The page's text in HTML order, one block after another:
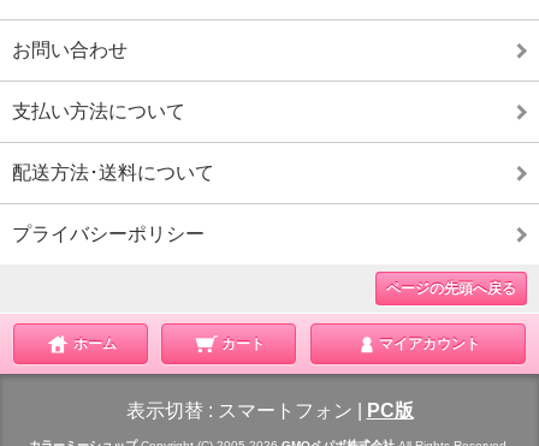
お問い合わせ
支払い方法について
配送方法･送料について
プライバシーポリシー
ページの先頭へ戻る
ホーム カート マイアカウント
表示切替 : スマートフォン PC版